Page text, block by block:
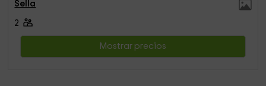
Sella
2
Mostrar precios